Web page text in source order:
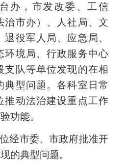
办，市发改委、工信
治市办）、人社局、文
役军人局、应急局、
环境局、行政服务中心
支队等单位发现的在相
典型问题。各科室日常
推动法治建设重点工作
功能。
经市委、市政府批准开
的典型问题。